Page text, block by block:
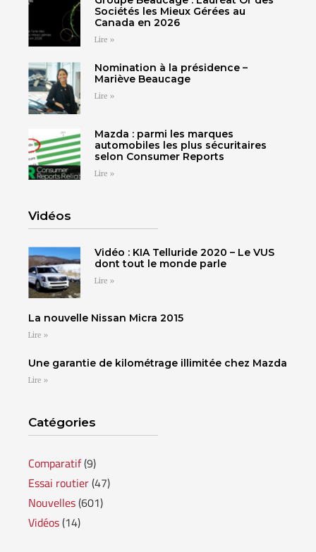
Sociétés les Mieux Gérées au
Canada en 2026
Lire »
Nomination à la présidence –
Mariève Beaucage
Lire »
Mazda : parmi les marques
automobiles les plus sécuritaires
selon Consumer Reports
Lire »
Vidéos
Vidéo : KIA Telluride 2020 – Le VUS
dont tout le monde parle
Lire »
La nouvelle Nissan Micra 2015
Lire »
Une garantie de kilométrage illimitée chez Mazda
Lire »
Catégories
Comparatif(9)
Essai routier(47)
Nouvelles(601)
Vidéos(14)